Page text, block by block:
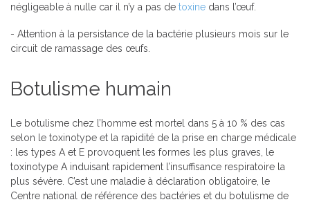
négligeable à nulle car il n’y a pas de toxine dans l’œuf.
- Attention à la persistance de la bactérie plusieurs mois sur le
circuit de ramassage des œufs.
Botulisme humain
Le botulisme chez l’homme est mortel dans 5 à 10 % des cas
selon le toxinotype et la rapidité de la prise en charge médicale
: les types A et E provoquent les formes les plus graves, le
toxinotype A induisant rapidement l’insuffisance respiratoire la
plus sévère. C’est une maladie à déclaration obligatoire, le
Centre national de référence des bactéries et du botulisme de